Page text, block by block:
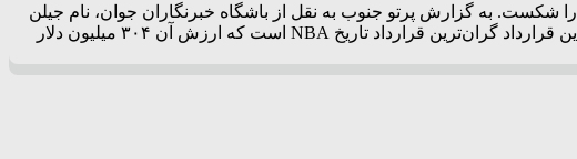
جیلن براون با امضای قراردادی پنج‌ساله با باشگاه بوستون سلتیکز به ارزش ۳۰۴ میلیون دلار رکورد گران‌ترین انتقال تاریخ NBA را شکست. به گزارش پرتو جنوب به نقل از باشگاه خبرنگاران جوان، نام جیلن
براون در کتاب‌های تاریخ ثبت شد. این گارد تیم بسکتبال بوستون سلتیکز با این تیم به توافق رسید تا قراردادی پنج‌ساله امضا کند. این قرارداد گران‌ترین قرارداد تاریخ NBA است که ارزش آن ۳۰۴ میلیون دلار